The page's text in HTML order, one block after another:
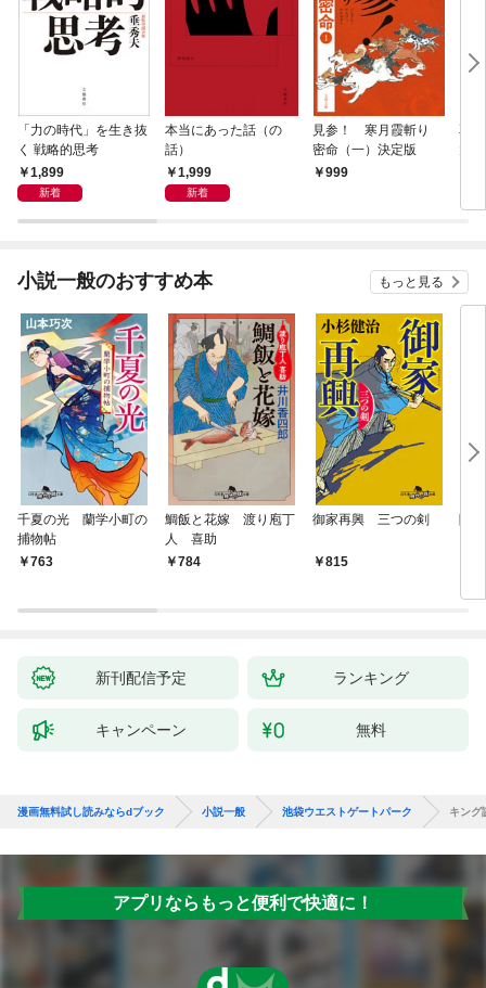
「力の時代」を生き抜
く 戦略的思考
1,899
新着
本当にあった話（の
話）
1,999
新着
見参！ 寒月霞斬り
密命（一）決定版
999
耳
小説一般のおすすめ本 もっと見る
千夏の光 蘭学小町の
捕物帖
763
鯛飯と花嫁 渡り庖丁
人 喜助
784
御家再興 三つの剣
815
新刊配信予定 ランキング
キャンペーン 無料
漫画無料試し読みならdブック 小説一般 池袋ウエストゲートパーク キング
アプリならもっと便利で快適に！